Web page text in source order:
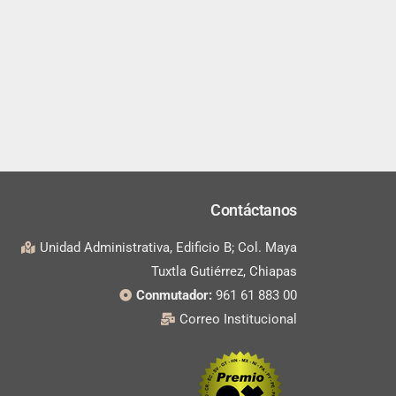
Contáctanos
Unidad Administrativa, Edificio B; Col. Maya
Tuxtla Gutiérrez, Chiapas
Conmutador: 961 61 883 00
Correo Institucional